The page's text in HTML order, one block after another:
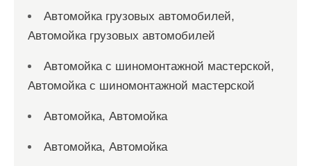
Автомойка грузовых автомобилей,
Автомойка грузовых автомобилей
Автомойка с шиномонтажной мастерской,
Автомойка с шиномонтажной мастерской
Автомойка, Автомойка
Автомойка, Автомойка